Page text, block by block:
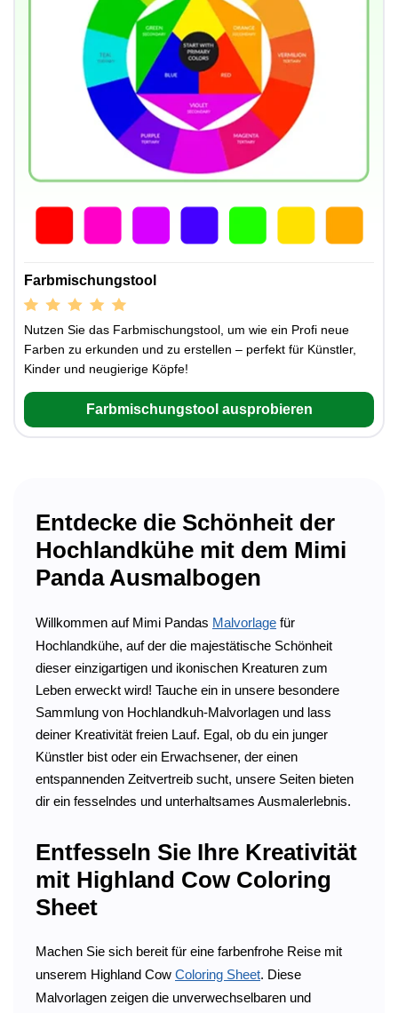
Farbmischungstool
Nutzen Sie das Farbmischungstool, um wie ein Profi neue
Farben zu erkunden und zu erstellen – perfekt für Künstler,
Kinder und neugierige Köpfe!
Farbmischungstool ausprobieren
Entdecke die Schönheit der
Hochlandkühe mit dem Mimi
Panda Ausmalbogen
Willkommen auf Mimi Pandas Malvorlage für
Hochlandkühe, auf der die majestätische Schönheit
dieser einzigartigen und ikonischen Kreaturen zum
Leben erweckt wird! Tauche ein in unsere besondere
Sammlung von Hochlandkuh-Malvorlagen und lass
deiner Kreativität freien Lauf. Egal, ob du ein junger
Künstler bist oder ein Erwachsener, der einen
entspannenden Zeitvertreib sucht, unsere Seiten bieten
dir ein fesselndes und unterhaltsames Ausmalerlebnis.
Entfesseln Sie Ihre Kreativität
mit Highland Cow Coloring
Sheet
Machen Sie sich bereit für eine farbenfrohe Reise mit
unserem Highland Cow Coloring Sheet. Diese
Malvorlagen zeigen die unverwechselbaren und